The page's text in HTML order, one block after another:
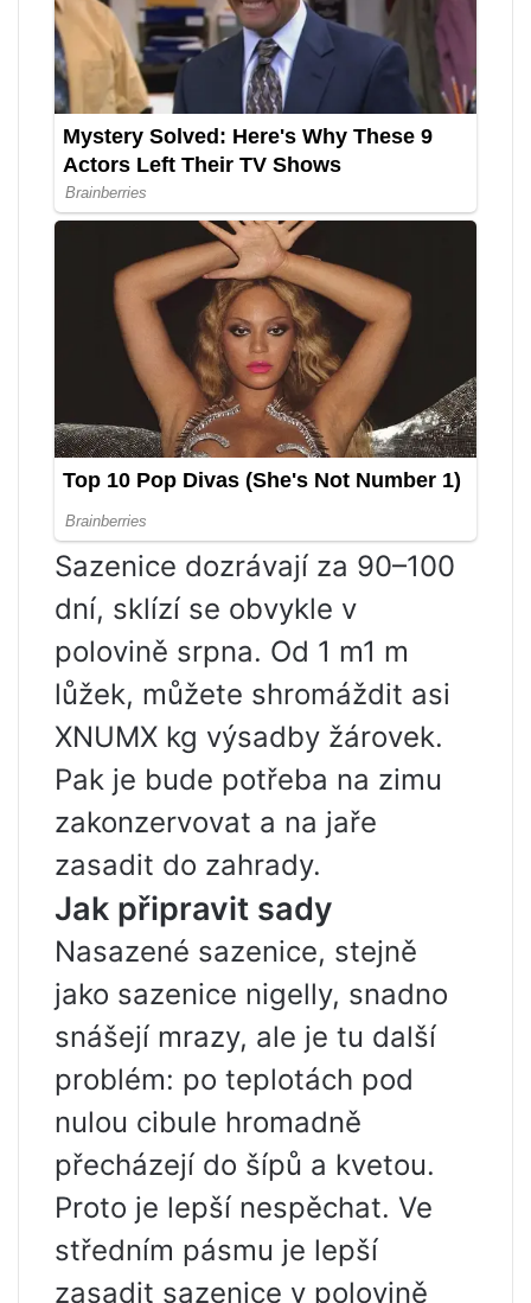
Sazenice dozrávají za 90–100
dní, sklízí se obvykle v
polovině srpna. Od 1 m1 m
lůžek, můžete shromáždit asi
XNUMX kg výsadby žárovek.
Pak je bude potřeba na zimu
zakonzervovat a na jaře
zasadit do zahrady.
Jak připravit sady
Nasazené sazenice, stejně
jako sazenice nigelly, snadno
snášejí mrazy, ale je tu další
problém: po teplotách pod
nulou cibule hromadně
přecházejí do šípů a kvetou.
Proto je lepší nespěchat. Ve
středním pásmu je lepší
zasadit sazenice v polovině